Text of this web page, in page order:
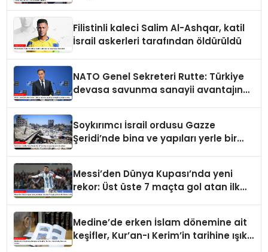
Filistinli kaleci Salim Al-Ashqar, katil
İsrail askerleri tarafından öldürüldü
NATO Genel Sekreteri Rutte: Türkiye
devasa savunma sanayii avantajına
Soykırımcı İsrail ordusu Gazze
Şeridi’nde bina ve yapıları yerle bir
Messi’den Dünya Kupası’nda yeni
rekor: Üst üste 7 maçta gol atan ilk
Medine’de erken İslam dönemine ait
keşifler, Kur’an-ı Kerim’in tarihine ışık